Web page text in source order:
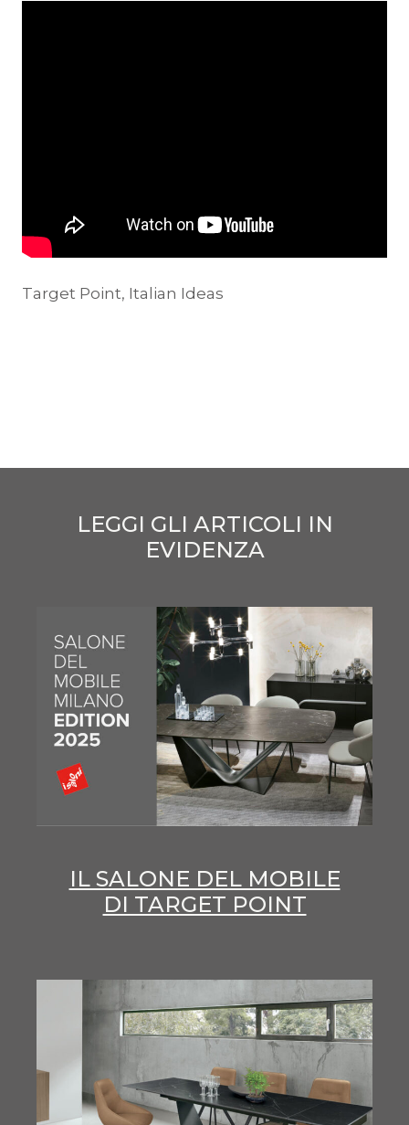
Target Point, Italian Ideas
LEGGI GLI ARTICOLI IN
EVIDENZA
IL SALONE DEL MOBILE
DI TARGET POINT